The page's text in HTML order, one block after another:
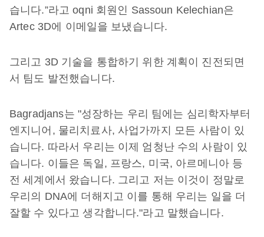
습니다.”라고 oqni 회원인 Sassoun Kelechian은
Artec 3D에 이메일을 보냈습니다.
그리고 3D 기술을 통합하기 위한 계획이 진전되면
서 팀도 발전했습니다.
Bagradjans는 "성장하는 우리 팀에는 심리학자부터
엔지니어, 물리치료사, 사업가까지 모든 사람이 있
습니다. 따라서 우리는 이제 엄청난 수의 사람이 있
습니다. 이들은 독일, 프랑스, 미국, 아르메니아 등
전 세계에서 왔습니다. 그리고 저는 이것이 정말로
우리의 DNA에 더해지고 이를 통해 우리는 일을 더
잘할 수 있다고 생각합니다."라고 말했습니다.